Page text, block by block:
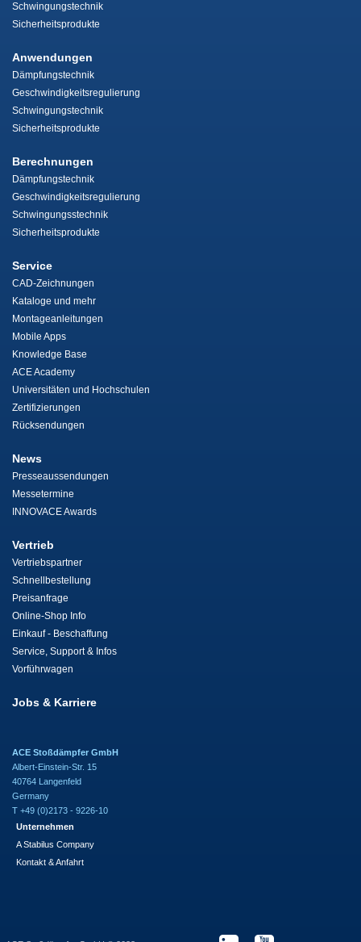
Schwingungstechnik
Sicherheitsprodukte
Anwendungen
Dämpfungstechnik
Geschwindigkeitsregulierung
Schwingungstechnik
Sicherheitsprodukte
Berechnungen
Dämpfungstechnik
Geschwindigkeitsregulierung
Schwingungsstechnik
Sicherheitsprodukte
Service
CAD-Zeichnungen
Kataloge und mehr
Montageanleitungen
Mobile Apps
Knowledge Base
ACE Academy
Universitäten und Hochschulen
Zertifizierungen
Rücksendungen
News
Presseaussendungen
Messetermine
INNOVACE Awards
Vertrieb
Vertriebspartner
Schnellbestellung
Preisanfrage
Online-Shop Info
Einkauf - Beschaffung
Service, Support & Infos
Vorführwagen
Jobs & Karriere
ACE Stoßdämpfer GmbH
Albert-Einstein-Str. 15
40764 Langenfeld
Germany
T +49 (0)2173 - 9226-10
Unternehmen
A Stabilus Company
Kontakt & Anfahrt